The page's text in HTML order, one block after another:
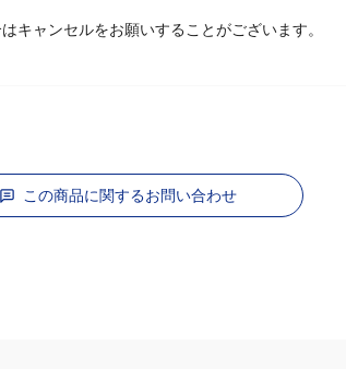
キャンセルをお願いすることがございます。
この商品に関するお問い合わせ